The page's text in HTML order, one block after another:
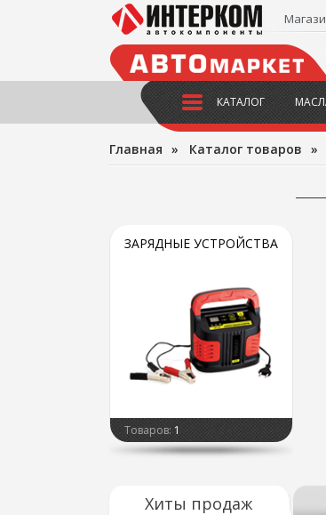
КАТАЛОГ
Главная » Каталог товаров »
ЗАРЯДНЫЕ УСТРОЙСТВА
Товаров: 1
Хиты продаж